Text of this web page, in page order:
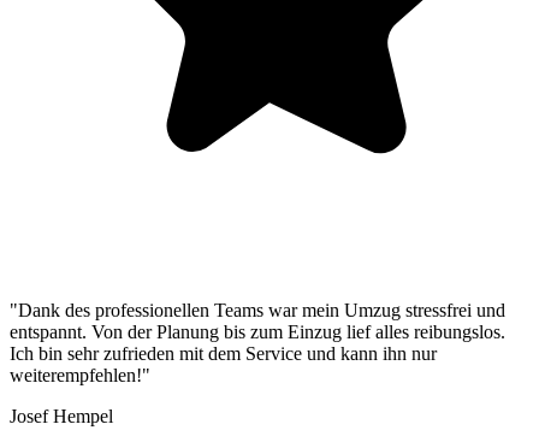
"Dank des professionellen Teams war mein Umzug stressfrei und
entspannt. Von der Planung bis zum Einzug lief alles reibungslos.
Ich bin sehr zufrieden mit dem Service und kann ihn nur
weiterempfehlen!"
Josef Hempel